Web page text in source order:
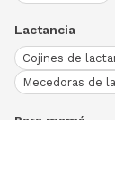
Lactancia
Cojines de
Mecedoras de
Para mamá